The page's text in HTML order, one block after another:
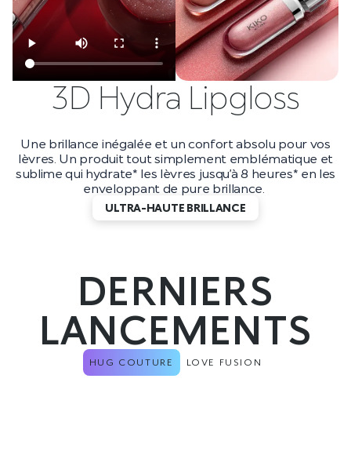
3D Hydra Lipgloss
Une brillance inégalée et un confort absolu pour vos
lèvres. Un produit tout simplement emblématique et
sublime qui hydrate* les lèvres jusqu’à 8 heures* en les
enveloppant de pure brillance.
ULTRA-HAUTE BRILLANCE
DERNIERS
LANCEMENTS
HUG COUTURE LOVE FUSION